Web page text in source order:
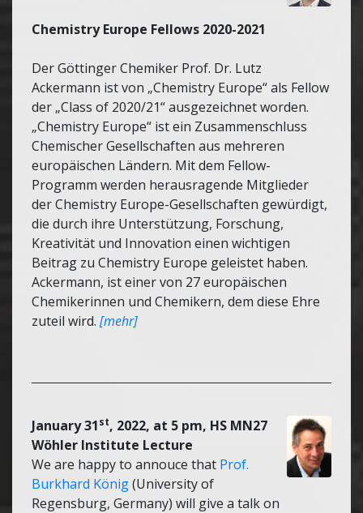
Chemistry Europe Fellows 2020-2021
Der Göttinger Chemiker Prof. Dr. Lutz
Ackermann ist von „Chemistry Europe“ als Fellow
der „Class of 2020/21“ ausgezeichnet worden.
„Chemistry Europe“ ist ein Zusammenschluss
Chemischer Gesellschaften aus mehreren
europäischen Ländern. Mit dem Fellow-
Programm werden herausragende Mitglieder
der Chemistry Europe-Gesellschaften gewürdigt,
die durch ihre Unterstützung, Forschung,
Kreativität und Innovation einen wichtigen
Beitrag zu Chemistry Europe geleistet haben.
Ackermann, ist einer von 27 europäischen
Chemikerinnen und Chemikern, dem diese Ehre
zuteil wird. [mehr]
January 31st, 2022, at 5 pm, HS MN27
Wöhler Institute Lecture
We are happy to annouce that Prof.
Burkhard König(University of
Regensburg, Germany) will give a talk on